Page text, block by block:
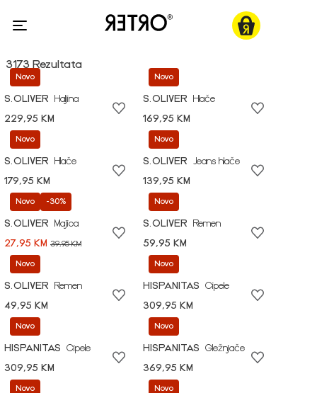
3173 Rezultata
Novo
S.OLIVER
Haljina
229,95 KM
Novo
S.OLIVER
Hlače
169,95 KM
Novo
S.OLIVER
Hlače
179,95 KM
Novo
S.OLIVER
Jeans hlače
139,95 KM
Novo -30%
S.OLIVER
Majica
27,95 KM 39,95 KM
Novo
S.OLIVER
Remen
59,95 KM
Novo
S.OLIVER
Remen
49,95 KM
Novo
HISPANITAS
Cipele
309,95 KM
Novo
HISPANITAS
Cipele
309,95 KM
Novo
HISPANITAS
Gležnjače
369,95 KM
Novo Novo